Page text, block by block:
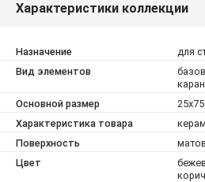
Характеристики коллекции
Назначение
для
Вид элементов
Основной размер
25x75
Характеристика товара
Поверхность
Цвет